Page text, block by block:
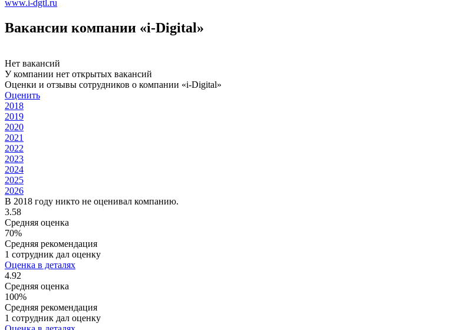
www.i-dgtl.ru
Вакансии компании «i-Digital»
Нет вакансий
У компании нет открытых вакансий
Оценки и отзывы сотрудников о компании «i-Digital»
Оценить
2018
2019
2020
2021
2022
2023
2024
2025
2026
В 2018 году никто не оценивал компанию.
3.58
Средняя оценка
70%
Средняя рекомендация
1 сотрудник дал оценку
Оценка в деталях
4.92
Средняя оценка
100%
Средняя рекомендация
1 сотрудник дал оценку